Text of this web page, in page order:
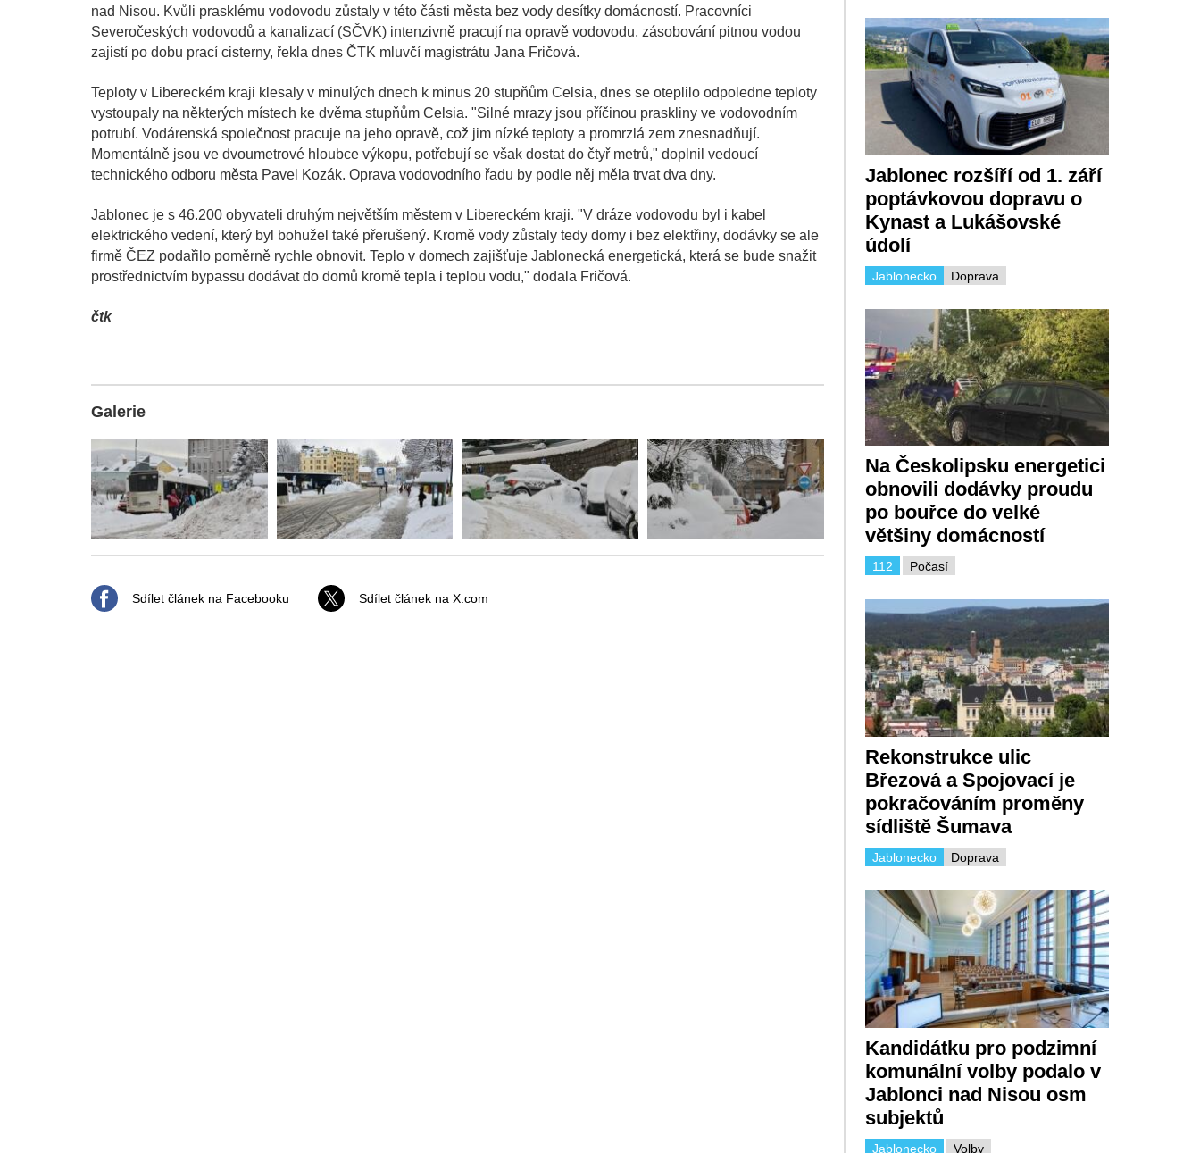
nad Nisou. Kvůli prasklému vodovodu zůstaly v této části města bez vody desítky domácností. Pracovníci
Severočeských vodovodů a kanalizací (SČVK) intenzivně pracují na opravě vodovodu, zásobování pitnou vodou
zajistí po dobu prací cisterny, řekla dnes ČTK mluvčí magistrátu Jana Fričová.
Teploty v Libereckém kraji klesaly v minulých dnech k minus 20 stupňům Celsia, dnes se oteplilo odpoledne teploty
vystoupaly na některých místech ke dvěma stupňům Celsia. "Silné mrazy jsou příčinou praskliny ve vodovodním
potrubí. Vodárenská společnost pracuje na jeho opravě, což jim nízké teploty a promrzlá zem znesnadňují.
Momentálně jsou ve dvoumetrové hloubce výkopu, potřebují se však dostat do čtyř metrů," doplnil vedoucí
technického odboru města Pavel Kozák. Oprava vodovodního řadu by podle něj měla trvat dva dny.
Jablonec je s 46.200 obyvateli druhým největším městem v Libereckém kraji. "V dráze vodovodu byl i kabel
elektrického vedení, který byl bohužel také přerušený. Kromě vody zůstaly tedy domy i bez elektřiny, dodávky se ale
firmě ČEZ podařilo poměrně rychle obnovit. Teplo v domech zajišťuje Jablonecká energetická, která se bude snažit
prostřednictvím bypassu dodávat do domů kromě tepla i teplou vodu," dodala Fričová.
čtk
Galerie
Sdílet článek na Facebooku Sdílet článek na X.com
Jablonec rozšíří od 1. září
poptávkovou dopravu o
Kynast a Lukášovské
údolí
Doprava
Jablonecko
Na Českolipsku energetici
obnovili dodávky proudu
po bouřce do velké
většiny domácností
112 Počasí
Rekonstrukce ulic
Březová a Spojovací je
pokračováním proměny
sídliště Šumava
Doprava
Jablonecko
Kandidátku pro podzimní
komunální volby podalo v
Jablonci nad Nisou osm
subjektů
Jablonecko Volby